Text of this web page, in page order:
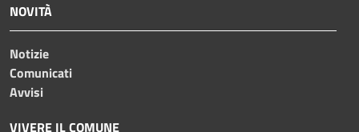
NOVITÀ
Notizie
Comunicati
Avvisi
VIVERE IL COMUNE